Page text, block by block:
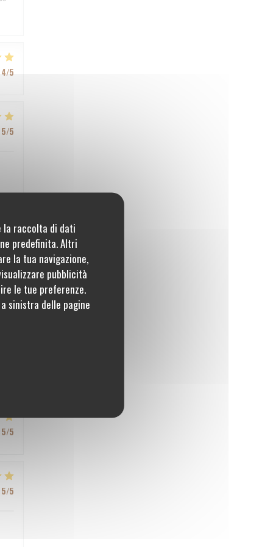
la raccolta di dati
predefinita. Altri
la tua navigazione,
pubblicità
le tue preferenze.
sinistra delle pagine
4/5
5/5
5/5
5/5
5/5